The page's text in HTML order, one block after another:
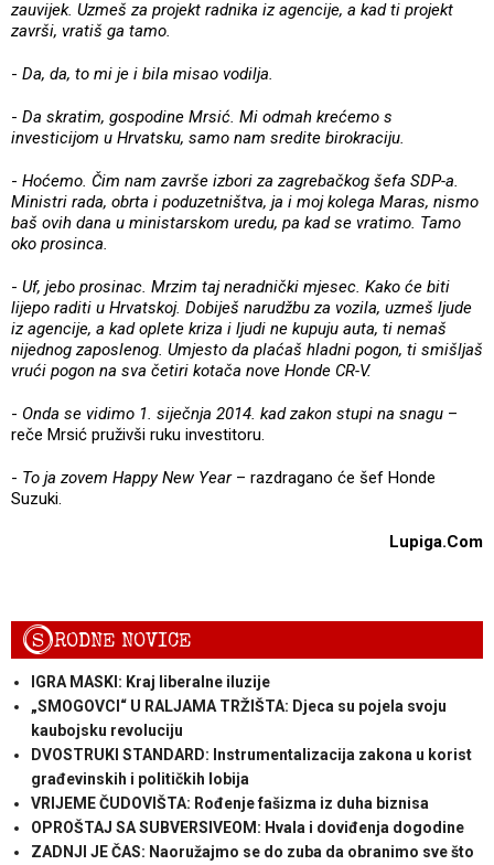
zauvijek. Uzmeš za projekt radnika iz agencije, a kad ti projekt
završi, vratiš ga tamo.
- Da, da, to mi je i bila misao vodilja.
- Da skratim, gospodine Mrsić. Mi odmah krećemo s
investicijom u Hrvatsku, samo nam sredite birokraciju.
- Hoćemo. Čim nam završe izbori za zagrebačkog šefa SDP-a.
Ministri rada, obrta i poduzetništva, ja i moj kolega Maras, nismo
baš ovih dana u ministarskom uredu, pa kad se vratimo. Tamo
oko prosinca.
- Uf, jebo prosinac. Mrzim taj neradnički mjesec. Kako će biti
lijepo raditi u Hrvatskoj. Dobiješ narudžbu za vozila, uzmeš ljude
iz agencije, a kad oplete kriza i ljudi ne kupuju auta, ti nemaš
nijednog zaposlenog. Umjesto da plaćaš hladni pogon, ti smišljaš
vrući pogon na sva četiri kotača nove Honde CR-V.
- Onda se vidimo 1. siječnja 2014. kad zakon stupi na snagu –
reče Mrsić pruživši ruku investitoru.
- To ja zovem Happy New Year– razdragano će šef Honde
Suzuki.
Lupiga.Com
SRODNE NOVICE
IGRA MASKI: Kraj liberalne iluzije
„SMOGOVCI“ U RALJAMA TRŽIŠTA: Djeca su pojela svoju
kaubojsku revoluciju
DVOSTRUKI STANDARD: Instrumentalizacija zakona u korist
građevinskih i političkih lobija
VRIJEME ČUDOVIŠTA: Rođenje fašizma iz duha biznisa
OPROŠTAJ SA SUBVERSIVEOM: Hvala i doviđenja dogodine
ZADNJI JE ČAS: Naoružajmo se do zuba da obranimo sve što